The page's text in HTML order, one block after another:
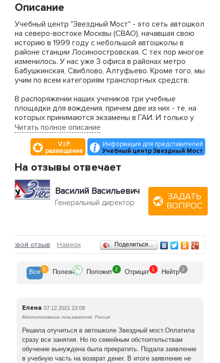
Описание
Учебный центр "Звездный Мост" - это сеть автошкол
на северо-востоке Москвы (СВАО), начавшая свою
историю в 1999 году с небольшой автошколы в
районе станции Лосиноостровская. С тех пор многое
изменилось. У нас уже 3 офиса в районах метро
Бабушкинская, Свиблово, Алтуфьево. Кроме того, мы
учим по всем категориям транспортных средств.
В распоряжении наших учеников три учебные
площадки для вождения, причем две из них - те, на
которых принимаются экзамены в ГАИ. И только у
нас в Москве утвержденный маршрут учебных
занятий в городе включает в себя
"экзаменационные" улицы.
Читать полное описание
V.I.P.
размещение
Информация для представителей
Учебный центр Звездный Мост
На отзывы отвечает
Василий Васильевич
Генеральный директор
ЗАДАТЬ
ВОПРОС
Отзывы
свой отзыв Наверх Поделиться…
Все 5 Полезн Положит 2 Отрицат 1 Нейтр 2
Елена 07.12.2021 22:09
Местоположение пользователя: Россия
Решила отучиться в автошколе Звездный мост.Оплатила
сразу все занятия. Но по семейным обстоятельствам
обучение вынуждена была прекратить. Подала заявление
в учебную часть на возврат денег. В итоге заявление не